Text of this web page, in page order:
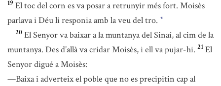
19 El toc del corn es va posar a retrunyir més fort. Moisès
parlava i Déu li responia amb la veu del tro. *
20 El Senyor va baixar a la muntanya del Sinaí, al cim de la
muntanya. Des d’allà va cridar Moisès, i ell va pujar-hi. 21 El
Senyor digué a Moisès:
—Baixa i adverteix el poble que no es precipitin cap al